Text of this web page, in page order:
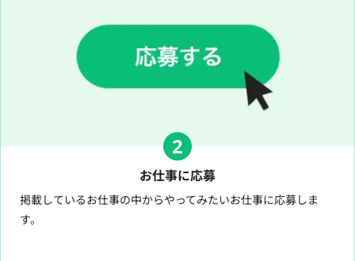
2
お仕事に応募
掲載しているお仕事の中からやってみたいお仕事に応募しま
す。